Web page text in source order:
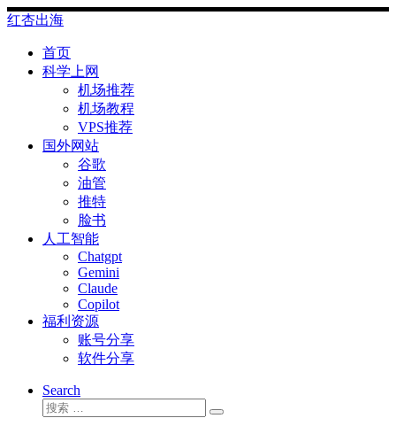
Skip
to
content
红杏出海
首页
科学上网
机场推荐
机场教程
VPS推荐
国外网站
谷歌
油管
推特
脸书
人工智能
Chatgpt
‎Gemini
Claude
Copilot
福利资源
账号分享
软件分享
Search
搜
搜